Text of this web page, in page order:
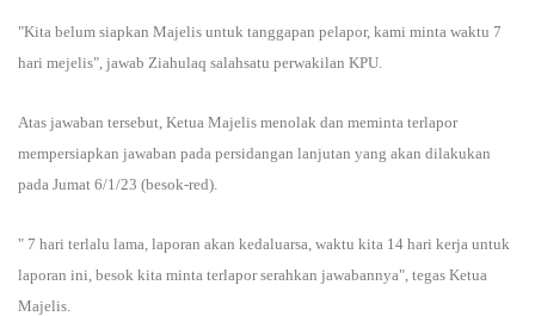
"Kita belum siapkan Majelis untuk tanggapan pelapor, kami minta waktu 7
hari mejelis", jawab Ziahulaq salahsatu perwakilan KPU.
Atas jawaban tersebut, Ketua Majelis menolak dan meminta terlapor
mempersiapkan jawaban pada persidangan lanjutan yang akan dilakukan
pada Jumat 6/1/23 (besok-red).
" 7 hari terlalu lama, laporan akan kedaluarsa, waktu kita 14 hari kerja untuk
laporan ini, besok kita minta terlapor serahkan jawabannya", tegas Ketua
Majelis.